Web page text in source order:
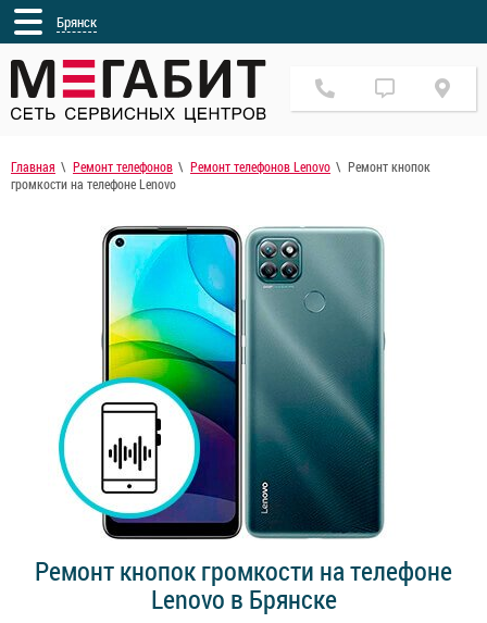
Брянск
Главная Ремонт телефонов Ремонт телефонов Lenovo
Ремонт кнопок
громкости на телефоне Lenovo
Ремонт кнопок громкости на телефоне
Lenovo в Брянске